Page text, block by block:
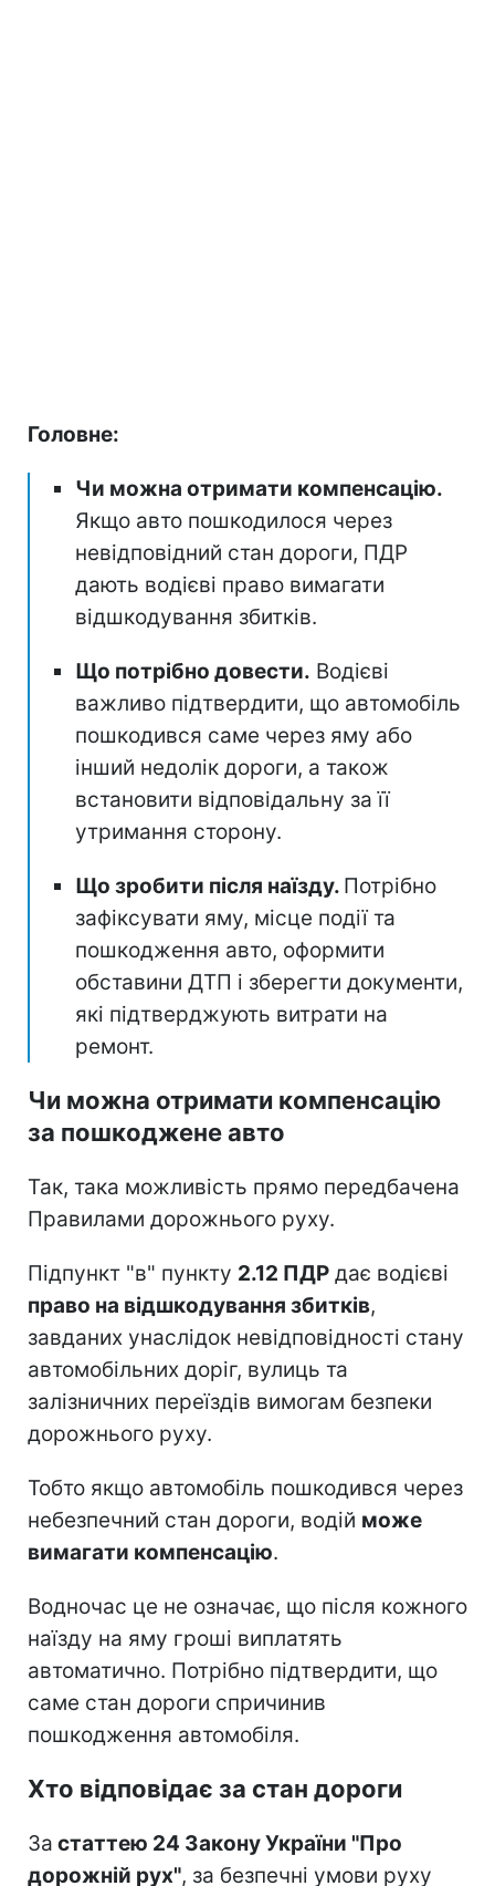
Головне:
Чи можна отримати компенсацію.
Якщо авто пошкодилося через
невідповідний стан дороги, ПДР
дають водієві право вимагати
відшкодування збитків.
Що потрібно довести. Водієві
важливо підтвердити, що автомобіль
пошкодився саме через яму або
інший недолік дороги, а також
встановити відповідальну за її
утримання сторону.
Що зробити після наїзду. Потрібно
зафіксувати яму, місце події та
пошкодження авто, оформити
обставини ДТП і зберегти документи,
які підтверджують витрати на
ремонт.
Чи можна отримати компенсацію
за пошкоджене авто
Так, така можливість прямо передбачена
Правилами дорожнього руху.
Підпункт "в" пункту 2.12 ПДР дає водієві
право на відшкодування збитків,
завданих унаслідок невідповідності стану
автомобільних доріг, вулиць та
залізничних переїздів вимогам безпеки
дорожнього руху.
Тобто якщо автомобіль пошкодився через
небезпечний стан дороги, водій може
вимагати компенсацію.
Водночас це не означає, що після кожного
наїзду на яму гроші виплатять
автоматично. Потрібно підтвердити, що
саме стан дороги спричинив
пошкодження автомобіля.
Хто відповідає за стан дороги
За статтею 24 Закону України "Про
дорожній рух", за безпечні умови руху